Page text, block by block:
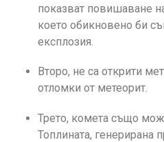
показват повишаване
което обикновено би
експлозия.
Второ, не са открити
отломки от метеорит.
Трето, комета също
Топлината, генерирана